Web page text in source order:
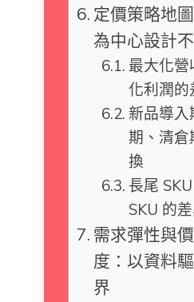
定價策略地
為中心設計
最大化營
化利潤的
新品導入
期、清倉
換
長尾
SKU 的
需求彈性與
度：以資料
界